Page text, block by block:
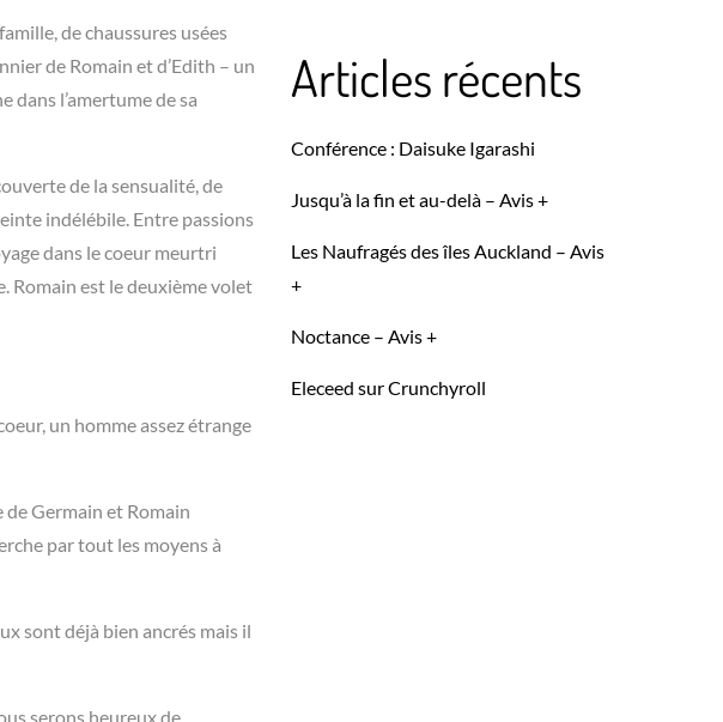
de chaussures usées
de Romain et d’Edith – un
dans l’amertume de sa
de la sensualité, de
indélébile. Entre passions
dans le coeur meurtri
Romain est le deuxième volet
un homme assez étrange
Germain et Romain
par tout les moyens à
sont déjà bien ancrés mais il
serons heureux de
Articles récents
Conférence : Daisuke Igarashi
Jusqu’à la fin et au-delà – Avis +
Les Naufragés des îles Auckland – Avis
+
Noctance – Avis +
Eleceed sur Crunchyroll